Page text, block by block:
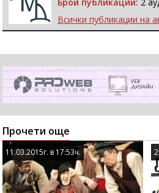
Всички публикации на
Прочети още
11.03.2015г. в 17:53ч.
11.03.2015г. в 17:53ч.